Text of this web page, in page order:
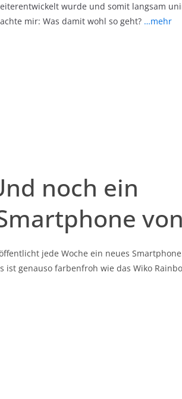
wurde und somit langsam
mir: Was damit wohl so geht? …mehr
noch ein
jede Woche ein neues
ist genauso farbenfroh wie das Wiko